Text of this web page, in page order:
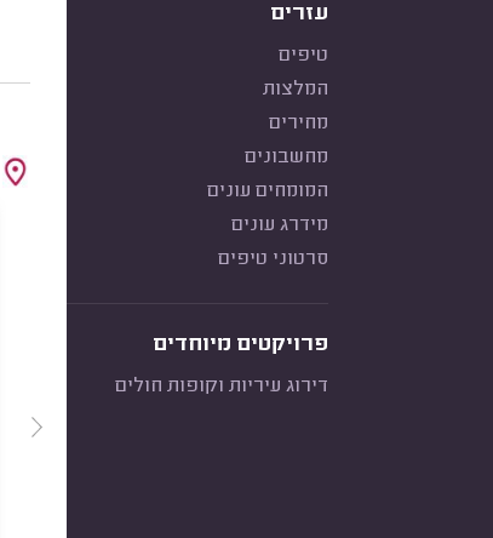
עזרים
טיפים
המלצות
מחירים
מחשבונים
המומחים עונים
מידרג עונים
סרטוני טיפים
פרויקטים מיוחדים
דירוג עיריות וקופות חולים